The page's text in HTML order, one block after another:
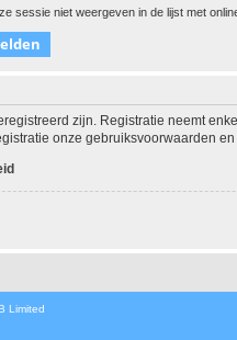
sessie niet weergeven in de lijst met
zijn. Registratie neemt
onze gebruiksvoorwaarden
Limited